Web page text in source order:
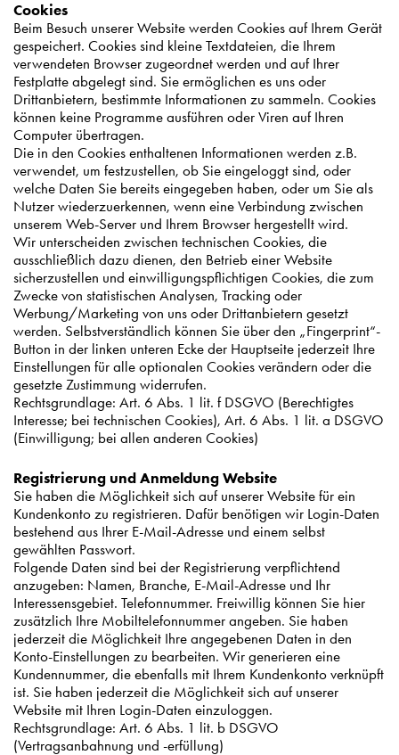
Cookies
Beim Besuch unserer Website werden Cookies auf Ihrem Gerät
gespeichert. Cookies sind kleine Textdateien, die Ihrem
verwendeten Browser zugeordnet werden und auf Ihrer
Festplatte abgelegt sind. Sie ermöglichen es uns oder
Drittanbietern, bestimmte Informationen zu sammeln. Cookies
können keine Programme ausführen oder Viren auf Ihren
Computer übertragen.
Die in den Cookies enthaltenen Informationen werden z.B.
verwendet, um festzustellen, ob Sie eingeloggt sind, oder
welche Daten Sie bereits eingegeben haben, oder um Sie als
Nutzer wiederzuerkennen, wenn eine Verbindung zwischen
unserem Web-Server und Ihrem Browser hergestellt wird.
Wir unterscheiden zwischen technischen Cookies, die
ausschließlich dazu dienen, den Betrieb einer Website
sicherzustellen und einwilligungspflichtigen Cookies, die zum
Zwecke von statistischen Analysen, Tracking oder
Werbung/Marketing von uns oder Drittanbietern gesetzt
werden. Selbstverständlich können Sie über den „Fingerprint“-
Button in der linken unteren Ecke der Hauptseite jederzeit Ihre
Einstellungen für alle optionalen Cookies verändern oder die
gesetzte Zustimmung widerrufen.
Rechtsgrundlage: Art. 6 Abs. 1 lit. f DSGVO (Berechtigtes
Interesse; bei technischen Cookies), Art. 6 Abs. 1 lit. a DSGVO
(Einwilligung; bei allen anderen Cookies)
Registrierung und Anmeldung Website
Sie haben die Möglichkeit sich auf unserer Website für ein
Kundenkonto zu registrieren. Dafür benötigen wir Login-Daten
bestehend aus Ihrer E-Mail-Adresse und einem selbst
gewählten Passwort.
Folgende Daten sind bei der Registrierung verpflichtend
anzugeben: Namen, Branche, E-Mail-Adresse und Ihr
Interessensgebiet. Telefonnummer. Freiwillig können Sie hier
zusätzlich Ihre Mobiltelefonnummer angeben. Sie haben
jederzeit die Möglichkeit Ihre angegebenen Daten in den
Konto-Einstellungen zu bearbeiten. Wir generieren eine
Kundennummer, die ebenfalls mit Ihrem Kundenkonto verknüpft
ist. Sie haben jederzeit die Möglichkeit sich auf unserer
Website mit Ihren Login-Daten einzuloggen.
Rechtsgrundlage: Art. 6 Abs. 1 lit. b DSGVO
(Vertragsanbahnung und -erfüllung)